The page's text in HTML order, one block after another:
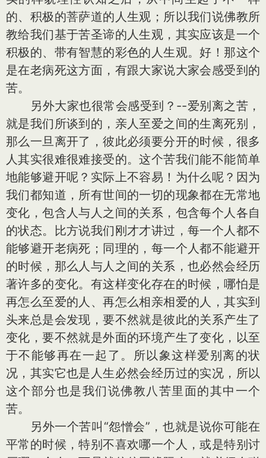
的、积极的菩萨道的人生观；所以我们说佛教所
教给我们基于苦圣谛的人生观，其实应该是一个
积极的、带有智慧的彩色的人生观。好！那这个
是在老病死这方面，有跟大家说大家会感受到的
苦。
另外大家也很常会感受到？--爱别离之苦，
就是我们所谈到的，亲人至爱之间的生离死别，
那么一旦离开了，彼此必须要分开的时候，很多
人其实很难很难接受的。这个苦我们能不能简单
地能够避开呢？实际上不容易！为什么呢？因为
我们都知道，所有世间的一切的现象都在无常地
变化，包含人与人之间的关系，包含每个人各自
的状态。比方说我们刚才才讲过，每一个人都不
能够避开老病死；同理的，每一个人都不能避开
的时候，那么人与人之间的关系，也必然会经历
著许多的变化。有这样变化存在的时候，哪怕是
再怎么至爱的人、再怎么相亲相爱的人，其实到
头来总是会发现，要不然就是彼此的关系产生了
变化，要不然就是外面的环境产生了变化，以至
于不能够再在一起了。所以象这样爱别离的状
况，其实它也是人生必然会经历过的实况，所以
这个部分也是我们说佛教八苦里面的其中一个
苦。
另外一个苦叫“怨憎会”，也就是说你可能在
平常的时候，特别不喜欢哪一个人，或是特别讨